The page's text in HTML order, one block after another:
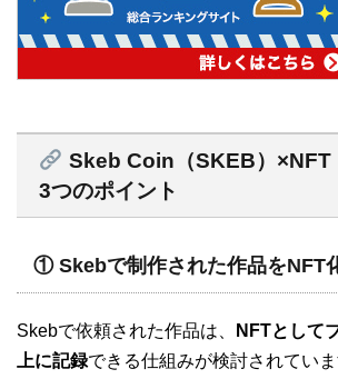
Skeb Coin（SKEB）×NFT
3つのポイント
① Skebで制作された作品をNFT
Skebで依頼された作品は、
NFTとして
上に記録できる仕組みが検討されていま